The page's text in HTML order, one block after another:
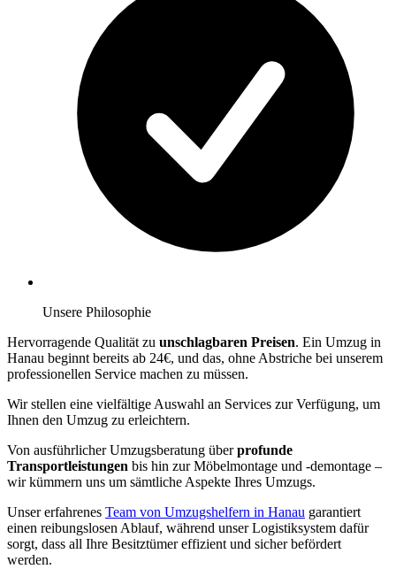
Unsere Philosophie
Hervorragende Qualität zu unschlagbaren Preisen. Ein Umzug in
Hanau beginnt bereits ab 24€, und das, ohne Abstriche bei unserem
professionellen Service machen zu müssen.
Wir stellen eine vielfältige Auswahl an Services zur Verfügung, um
Ihnen den Umzug zu erleichtern.
Von ausführlicher Umzugsberatung überprofunde
Transportleistungen bis hin zur Möbelmontage und -demontage –
wir kümmern uns um sämtliche Aspekte Ihres Umzugs.
Unser erfahrenes Team von Umzugshelfern in Hanau garantiert
einen reibungslosen Ablauf, während unser Logistiksystem dafür
sorgt, dass all Ihre Besitztümer effizient und sicher befördert
werden.